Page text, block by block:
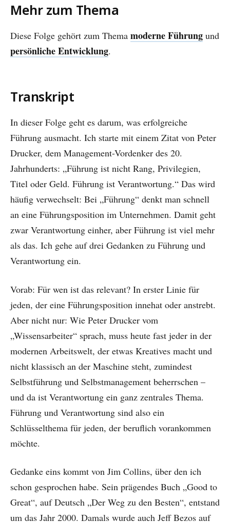
Mehr zum Thema
Diese Folge gehört zum Thema moderne Führung und
persönliche Entwicklung.
Transkript
In dieser Folge geht es darum, was erfolgreiche
Führung ausmacht. Ich starte mit einem Zitat von Peter
Drucker, dem Management-Vordenker des 20.
Jahrhunderts: „Führung ist nicht Rang, Privilegien,
Titel oder Geld. Führung ist Verantwortung.“ Das wird
häufig verwechselt: Bei „Führung“ denkt man schnell
an eine Führungsposition im Unternehmen. Damit geht
zwar Verantwortung einher, aber Führung ist viel mehr
als das. Ich gehe auf drei Gedanken zu Führung und
Verantwortung ein.
Vorab: Für wen ist das relevant? In erster Linie für
jeden, der eine Führungsposition innehat oder anstrebt.
Aber nicht nur: Wie Peter Drucker vom
„Wissensarbeiter“ sprach, muss heute fast jeder in der
modernen Arbeitswelt, der etwas Kreatives macht und
nicht klassisch an der Maschine steht, zumindest
Selbstführung und Selbstmanagement beherrschen –
und da ist Verantwortung ein ganz zentrales Thema.
Führung und Verantwortung sind also ein
Schlüsselthema für jeden, der beruflich vorankommen
möchte.
Gedanke eins kommt von Jim Collins, über den ich
schon gesprochen habe. Sein prägendes Buch „Good to
Great“, auf Deutsch „Der Weg zu den Besten“, entstand
um das Jahr 2000. Damals wurde auch Jeff Bezos auf